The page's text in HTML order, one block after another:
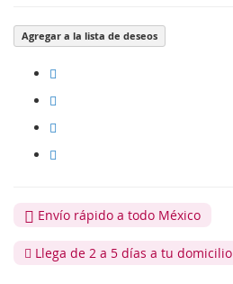
Agregar a la lista de deseos
Envío rápido a todo México
Llega de 2 a 5 días a tu domicilio